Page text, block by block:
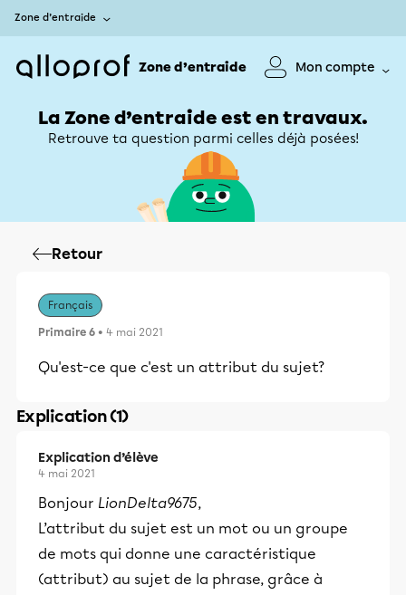
Zone d’entraide
Zone d’entraide Mon compte
La Zone d’entraide est en travaux.
Retrouve ta question parmi celles déjà posées!
Retour
Français
Primaire 6 • 4 mai 2021
Qu'est-ce que c'est un attribut du sujet?
Explication (1)
Explication d’élève
4 mai 2021
Bonjour LionDelta9675,
L’attribut du sujet est un mot ou un groupe
de mots qui donne une caractéristique
(attribut) au sujet de la phrase, grâce à